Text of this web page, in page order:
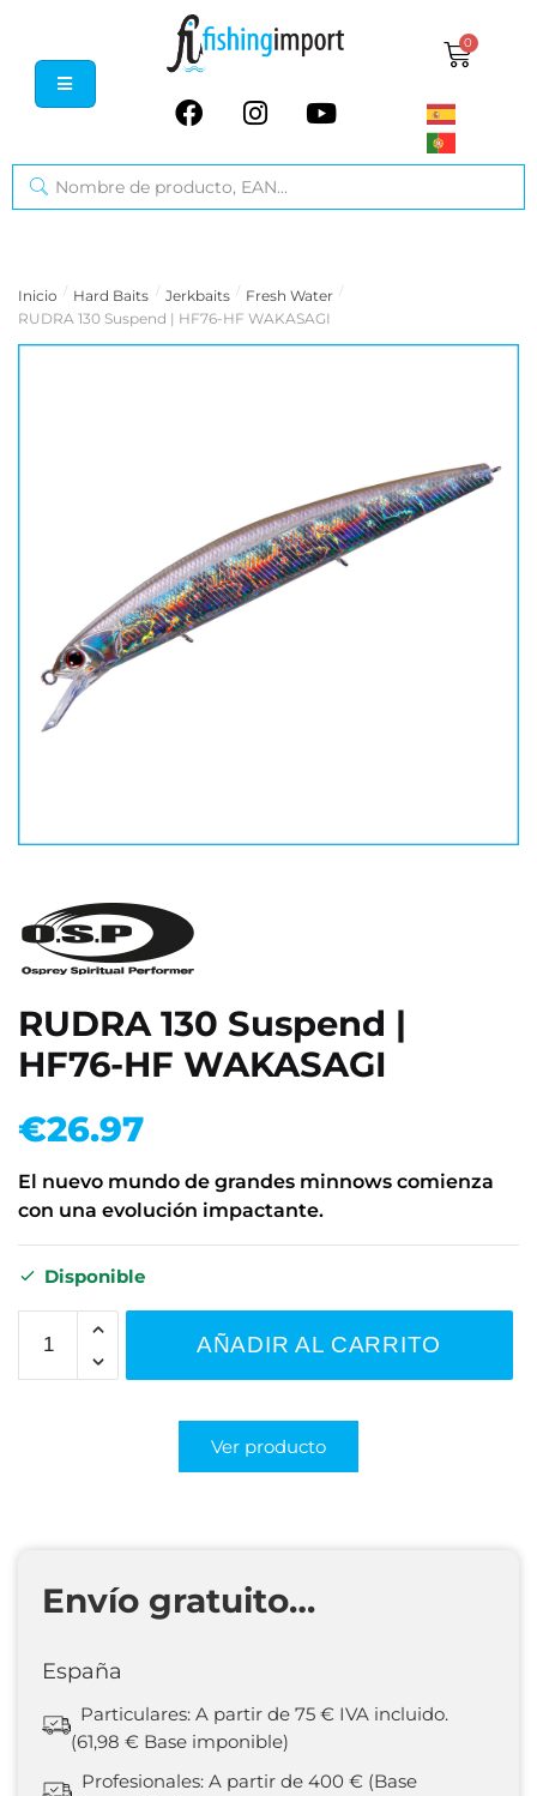
0
Inicio / Hard Baits / Jerkbaits / Fresh Water /
RUDRA 130 Suspend | HF76-HF WAKASAGI
RUDRA 130 Suspend |
HF76-HF WAKASAGI
€26.97
El nuevo mundo de grandes minnows comienza
con una evolución impactante.
Disponible
AÑADIR AL CARRITO
Ver producto
Envío gratuito…
España
Particulares: A partir de 75 € IVA incluido.
(61,98 € Base imponible)
Profesionales: A partir de 400 € (Base